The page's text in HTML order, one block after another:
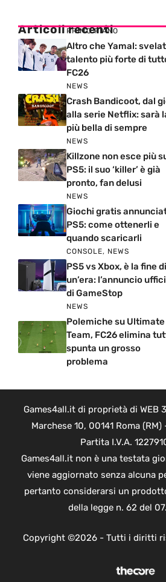
Articoli recenti
PRIMO PIANO
Altro che Yamal:
talento più forte di
FC26
NEWS
Crash Bandicoot, dal
alla serie Netflix: sarà
più bella di sempre
NEWS
Killzone non esce più
PS5: il suo ‘killer’ è già
pronto, fan delusi
NEWS
Giochi gratis
PS5: come ottenerli e
quando scaricarli
CONSOLE, NEWS
PS5 vs Xbox, è la fine di
un’era: l’annuncio
di GameStop
NEWS
Polemiche su Ultimate
Team, FC26 elimina
spunta un grosso
problema
Games4all.it di proprietà di WEB
Marchese 10, 00141 Roma
Partita I.V.A.
Games4all.it non è una testata
viene aggiornato senza alcuna
pertanto considerarsi un
della legge n. 62 del
Copyright ©2026 - Tutti i diritti